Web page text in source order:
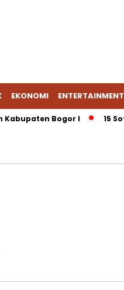
EKONOMI ENTERTAINMENT
Kabupaten Bogor I 15